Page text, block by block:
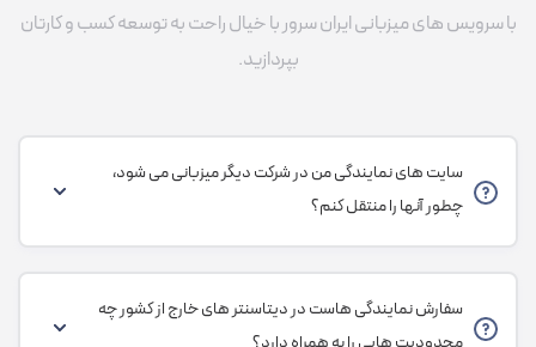
با سرویس های میزبانی ایران سرور با خیال راحت به توسعه کسب و کارتان
بپردازید.
سایت های نمایندگی من در شرکت دیگر میزبانی می شود،
چطور آنها را منتقل کنم؟
سفارش نمایندگی هاست در دیتاسنتر های خارج از کشور چه